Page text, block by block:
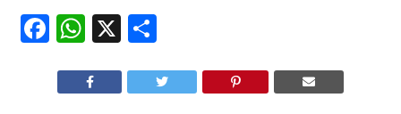
Facebook
WhatsApp
X